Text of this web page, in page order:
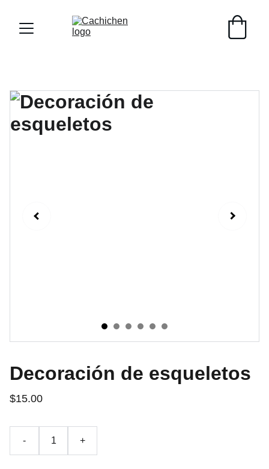
Decoración de esqueletos
$15.00
- +